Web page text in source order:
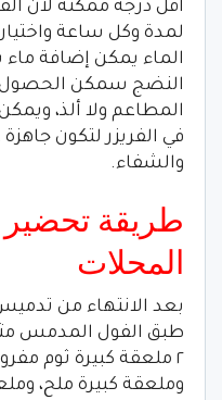
أقل درجة ممكنة لان
لمدة وكل ساعة
الماء يمكن إضافة
النضج سمكن
المطاعم ولا ألذ،
في الفريزر لتكون
والشفاء.
طريقة
المحلات
بعد الانتهاء من
طبق الفول المدمس
٢ ملعقة كبيرة ثوم
وملعقة كبيرة ملح،